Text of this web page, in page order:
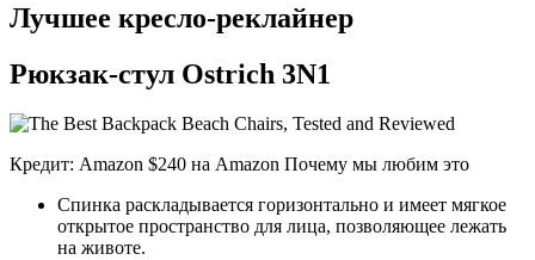
Лучшее кресло-реклайнер
Рюкзак-стул Ostrich 3N1
Кредит: Amazon $240 на Amazon Почему мы любим это
Спинка раскладывается горизонтально и имеет мягкое
открытое пространство для лица, позволяющее лежать
на животе.